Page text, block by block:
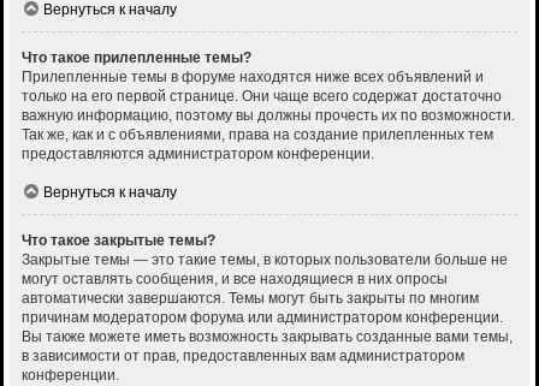
Вернуться к началу
Что такое прилепленные темы?
Прилепленные темы в форуме находятся ниже всех объявлений и
только на его первой странице. Они чаще всего содержат достаточно
важную информацию, поэтому вы должны прочесть их по возможности.
Так же, как и с объявлениями, права на создание прилепленных тем
предоставляются администратором конференции.
Вернуться к началу
Что такое закрытые темы?
Закрытые темы — это такие темы, в которых пользователи больше не
могут оставлять сообщения, и все находящиеся в них опросы
автоматически завершаются. Темы могут быть закрыты по многим
причинам модератором форума или администратором конференции.
Вы также можете иметь возможность закрывать созданные вами темы,
в зависимости от прав, предоставленных вам администратором
конференции.